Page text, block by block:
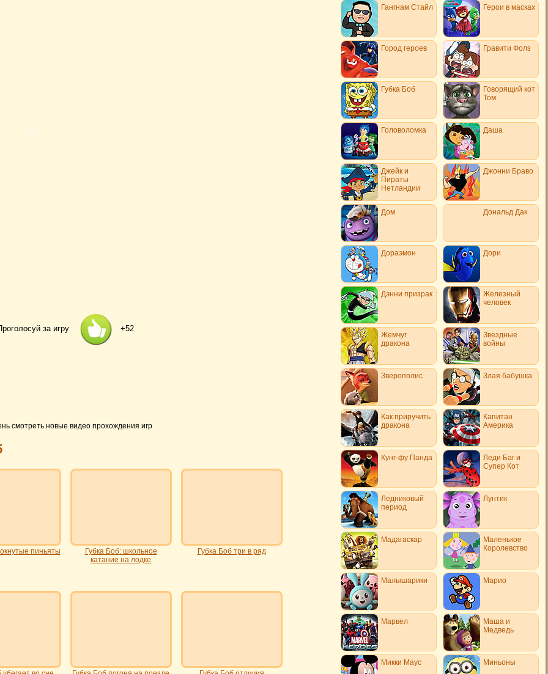
за игру +52
смотреть новые видео прохождения игр
пиньяты
Губка Боб: школьное
катание на лодке
Губка Боб три в ряд
Гангнам Стайл Герои в масках
Город героев Гравити Фолз
Губка Боб
Говорящий кот
Том
Головоломка Даша
Джейк и
Пираты
Нетландии
Джонни Браво
Дом Дональд Дак
Дораэмон Дори
Дэнни призрак
Железный
человек
Жемчуг
дракона
Звездные
войны
Зверополис Злая бабушка
Как приручить
дракона
Капитан
Америка
Кунг-фу Панда
Леди Баг и
Супер Кот
Ледниковый
период
Лунтик
Мадагаскар
Маленькое
Королевство
Малышарики Марио
Марвел
Маша и
Медведь
Микки Маус Миньоны